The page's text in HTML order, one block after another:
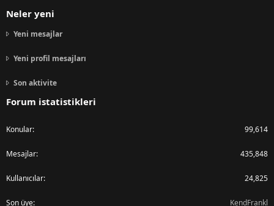
Neler yeni
Yeni mesajlar
Yeni profil mesajları
Son aktivite
Forum istatistikleri
Konular 99,614
Mesajlar 435,848
Kullanıcılar 24,825
Son üye KendFrankl